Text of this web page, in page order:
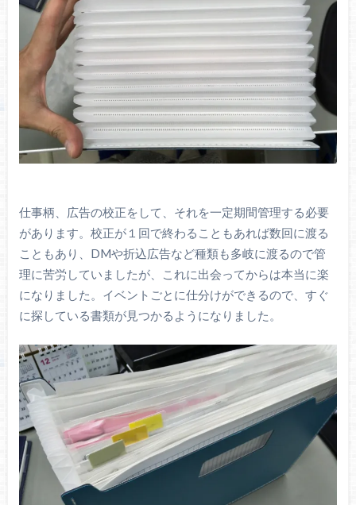
仕事柄、広告の校正をして、それを一定期間管理する必要
があります。校正が１回で終わることもあれば数回に渡る
こともあり、DMや折込広告など種類も多岐に渡るので管
理に苦労していましたが、これに出会ってからは本当に楽
になりました。イベントごとに仕分けができるので、すぐ
に探している書類が見つかるようになりました。